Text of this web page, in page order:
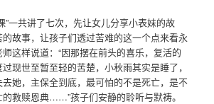
”一共讲了七次，先让女儿分享小表妹的故
故事，让孩子们透过苦难的这一个点来看永
这样说道：“因那摆在前头的喜乐，复活的
现世至暂至轻的苦楚，小秋雨其实是睡了，
她，主保全到底，最可怕的不是死亡，是不
救赎恩典……”孩子们安静的聆听与默祷。